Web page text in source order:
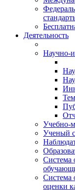
Деятельность
Научно-
Учебно-
Ученый
Система
Система
оценки